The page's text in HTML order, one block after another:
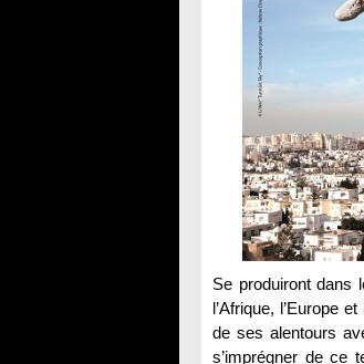
Se produiront dans
l’Afrique, l’Europe
de ses alentours
s’imprégner de ce